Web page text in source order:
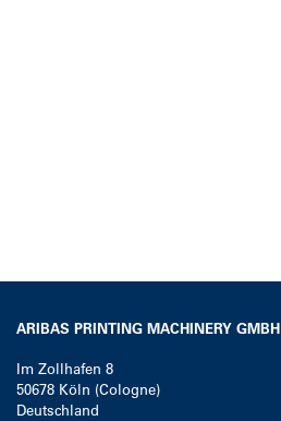
ARIBAS PRINTING MACHINERY GMBH
Im Zollhafen 8
50678 Köln (Cologne)
Deutschland